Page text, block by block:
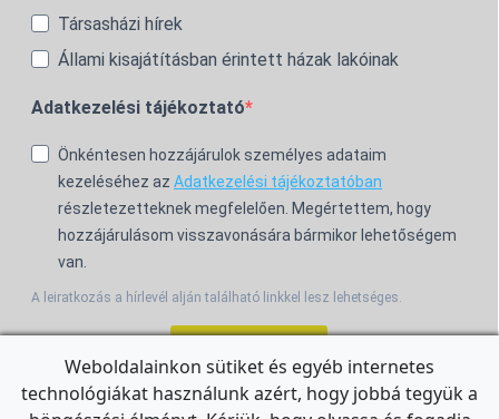
Társasházi hírek
Állami kisajátításban érintett házak lakóinak
Adatkezelési tájékoztató
Önkéntesen hozzájárulok személyes adataim
kezeléséhez az Adatkezelési tájékoztatóban
részletezetteknek megfelelően. Megértettem, hogy
hozzájárulásom visszavonására bármikor lehetőségem
van.
A leiratkozás a hírlevél alján található linkkel lesz lehetséges.
For the English Newsletter, clickHERE.
Weboldalainkon sütiket és egyéb internetes
technológiákat használunk azért, hogy jobbá tegyük a